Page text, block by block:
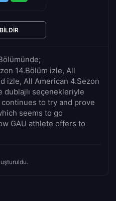
14.Bölüm izle, All
izle, All American 4.Sezon
dublajlı seçenekleriyle
to try and prove
seems to go
GAU athlete offers to